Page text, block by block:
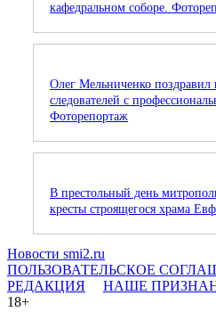
кафедральном соборе.
Олег Мельниченко поздравил
следователей с
Фоторепортаж
В престольный день
кресты строящегося храма
Новости smi2.ru
ПОЛЬЗОВАТЕЛЬСКОЕ
РЕДАКЦИЯ
НАШЕ
18+